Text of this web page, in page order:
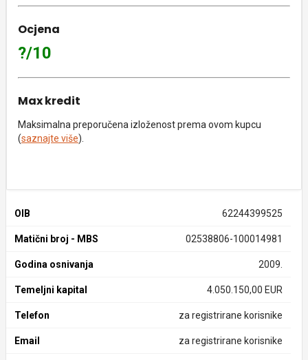
Ocjena
?/10
Max kredit
Maksimalna preporučena izloženost prema ovom kupcu
(saznajte više).
OIB 62244399525
Matični broj - MBS 02538806-100014981
Godina osnivanja 2009.
Temeljni kapital 4.050.150,00 EUR
Telefon za registrirane korisnike
Email za registrirane korisnike